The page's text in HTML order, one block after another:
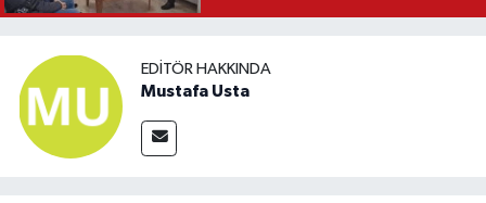
EDITÖR HAKKINDA
Mustafa Usta